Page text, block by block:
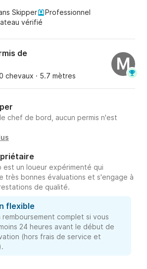
Skipper
Professionnel
vérifié
de
chevaux · 5.7 mètres
M
chef de bord, aucun permis n'est
est un loueur expérimenté qui
très bonnes évaluations et s'engage à
de qualité.
flexible
remboursement complet si vous
24 heures avant le début de
(hors frais de service et